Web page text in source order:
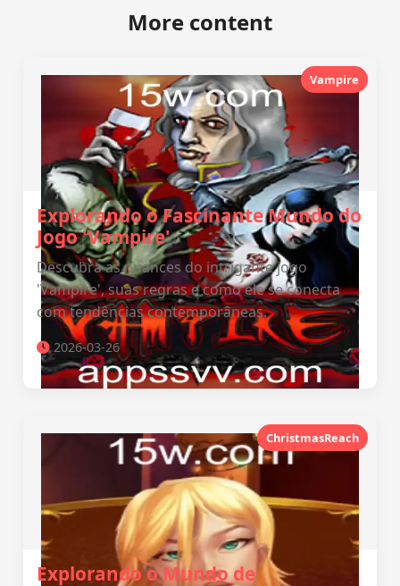
More content
Vampire
Explorando o Fascinante Mundo do
Jogo 'Vampire'
Descubra as nuances do intrigante jogo
'Vampire', suas regras e como ele se conecta
com tendências contemporâneas.
2026-03-26
ChristmasReach
Explorando o Mundo de